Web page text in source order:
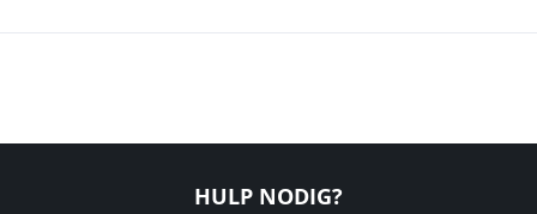
HULP NODIG?